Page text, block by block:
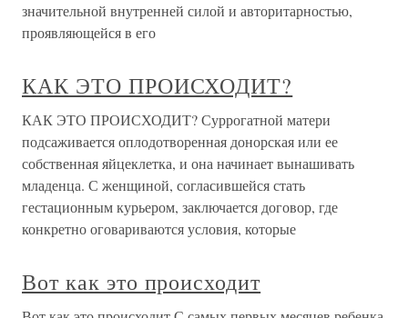
значительной внутренней силой и авторитарностью,
проявляющейся в его
КАК ЭТО ПРОИСХОДИТ?
КАК ЭТО ПРОИСХОДИТ? Суррогатной матери
подсаживается оплодотворенная донорская или ее
собственная яйцеклетка, и она начинает вынашивать
младенца. С женщиной, согласившейся стать
гестационным курьером, заключается договор, где
конкретно оговариваются условия, которые
Вот как это происходит